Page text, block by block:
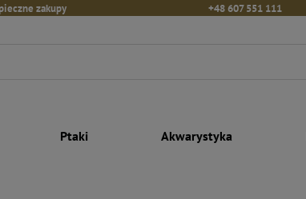
zakupy +48 607 551 111
Ptaki Akwarystyka